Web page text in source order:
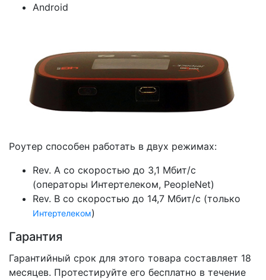
Android
Роутер способен работать в двух режимах:
Rev. A со скоростью до 3,1 Мбит/с
(операторы Интертелеком, PeopleNet)
Rev. B со скоростью до 14,7 Мбит/с (только
Интертелеком)
Гарантия
Гарантийный срок для этого товара составляет 18
месяцев. Протестируйте его бесплатно в течение